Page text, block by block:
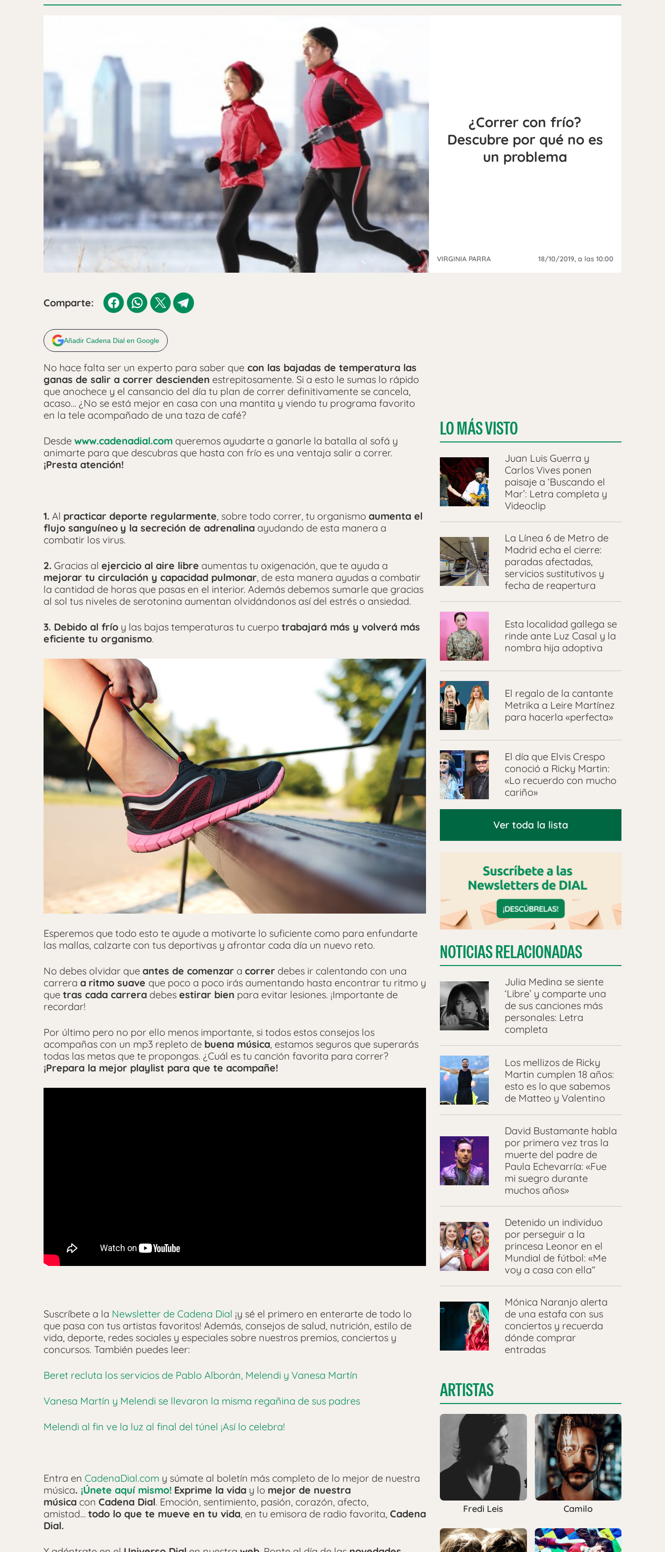
¿Correr con frío?
Descubre por qué no es
un problema
VIRGINIA PARRA 18/10/2019, a las 10:00
Comparte:
Añadir Cadena Dial en Google
No hace falta ser un experto para saber que con las bajadas de temperatura las
ganas de salir a correr descienden estrepitosamente. Si a esto le sumas lo rápido
que anochece y el cansancio del día tu plan de correr definitivamente se cancela,
acaso… ¿No se está mejor en casa con una mantita y viendo tu programa favorito
en la tele acompañado de una taza de café?
Desde www.cadenadial.com queremos ayudarte a ganarle la batalla al sofá y
animarte para que descubras que hasta con frío es una ventaja salir a correr.
¡Presta atención!
1. Al practicar deporte regularmente, sobre todo correr, tu organismo aumenta el
flujo sanguíneo y la secreción de adrenalina ayudando de esta manera a
combatir los virus.
2. Gracias al ejercicio al aire libre aumentas tu oxigenación, que te ayuda a
mejorar tu circulación y capacidad pulmonar, de esta manera ayudas a combatir
la cantidad de horas que pasas en el interior. Además debemos sumarle que gracias
al sol tus niveles de serotonina aumentan olvidándonos así del estrés o ansiedad.
3. Debido al frío y las bajas temperaturas tu cuerpo trabajará más y volverá más
eficiente tu organismo.
Esperemos que todo esto te ayude a motivarte lo suficiente como para enfundarte
las mallas, calzarte con tus deportivas y afrontar cada día un nuevo reto.
No debes olvidar que antes de comenzar a correr debes ir calentando con una
carrera a ritmo suave que poco a poco irás aumentando hasta encontrar tu ritmo y
que tras cada carrera debes estirar bien para evitar lesiones. ¡Importante de
recordar!
Por último pero no por ello menos importante, si todos estos consejos los
acompañas con un mp3 repleto de buena música, estamos seguros que superarás
todas las metas que te propongas. ¿Cuál es tu canción favorita para correr?
¡Prepara la mejor playlist para que te acompañe!
Suscríbete a la Newsletter de Cadena Dial ¡y sé el primero en enterarte de todo lo
que pasa con tus artistas favoritos! Además, consejos de salud, nutrición, estilo de
vida, deporte, redes sociales y especiales sobre nuestros premios, conciertos y
concursos. También puedes leer:
Beret recluta los servicios de Pablo Alborán, Melendi y Vanesa Martín
Vanesa Martín y Melendi se llevaron la misma regañina de sus padres
Melendi al fin ve la luz al final del túnel ¡Así lo celebra!
Entra en CadenaDial.com y súmate al boletín más completo de lo mejor de nuestra
música. ¡Únete aquí mismo! Exprime la vida y lo mejor de nuestra
música con Cadena Dial. Emoción, sentimiento, pasión, corazón, afecto,
amistad… todo lo que te mueve en tu vida, en tu emisora de radio favorita, Cadena
Dial.
LO MÁS VISTO
Juan Luis Guerra y
Carlos Vives ponen
paisaje a ‘Buscando el
Mar’: Letra completa y
Videoclip
La Línea 6 de Metro de
Madrid echa el cierre:
paradas afectadas,
servicios sustitutivos y
fecha de reapertura
Esta localidad gallega se
rinde ante Luz Casal y la
nombra hija adoptiva
El regalo de la cantante
Metrika a Leire Martínez
para hacerla «perfecta»
El día que Elvis Crespo
conoció a Ricky Martin:
«Lo recuerdo con mucho
cariño»
Ver toda la lista
NOTICIAS RELACIONADAS
Julia Medina se siente
‘Libre’ y comparte una
de sus canciones más
personales: Letra
completa
Los mellizos de Ricky
Martin cumplen 18 años:
esto es lo que sabemos
de Matteo y Valentino
David Bustamante habla
por primera vez tras la
muerte del padre de
Paula Echevarría: «Fue
mi suegro durante
muchos años»
Detenido un individuo
por perseguir a la
princesa Leonor en el
Mundial de fútbol: «Me
voy a casa con ella”
Mónica Naranjo alerta
de una estafa con sus
conciertos y recuerda
dónde comprar
entradas
ARTISTAS
Fredi Leis Camilo